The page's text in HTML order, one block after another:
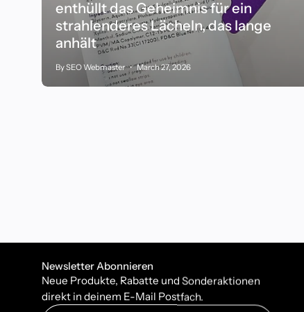
enthüllt das Geheimnis für ein
strahlenderes Lächeln, das lange
anhält
By SEO Webmaster March 27, 2026
Newsletter Abonnieren
Neue Produkte, Rabatte und Sonderaktionen
direkt in deinem E-Mail Postfach.